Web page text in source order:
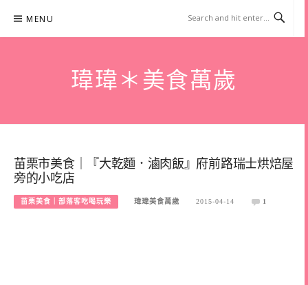
content
MENU
瑋瑋＊美食萬歲
苗栗市美食｜『大乾麵．滷肉飯』府前路瑞士烘焙屋
旁的小吃店
苗栗美食｜部落客吃喝玩樂 瑋瑋美食萬歲 2015-04-14 1